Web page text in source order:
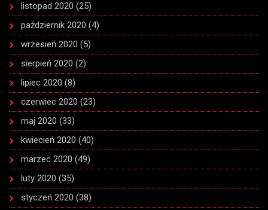
listopad 2020 (25)
październik 2020 (4)
wrzesień 2020 (5)
sierpień 2020 (2)
lipiec 2020 (8)
czerwiec 2020 (23)
maj 2020 (33)
kwiecień 2020 (40)
marzec 2020 (49)
luty 2020 (35)
styczeń 2020 (38)